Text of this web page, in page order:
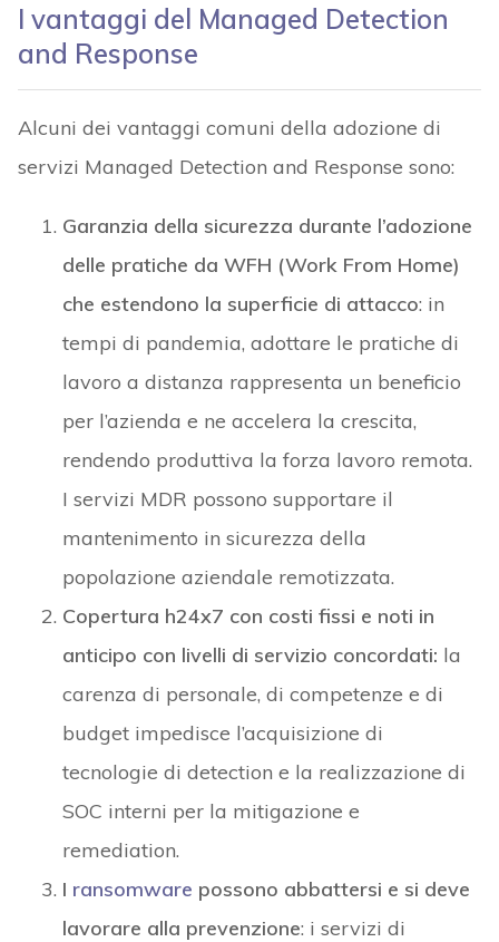
I vantaggi del Managed Detection
and Response
Alcuni dei vantaggi comuni della adozione di
servizi Managed Detection and Response sono:
Garanzia della sicurezza durante l’adozione
delle pratiche da WFH (Work From Home)
che estendono la superficie di attacco: in
tempi di pandemia, adottare le pratiche di
lavoro a distanza rappresenta un beneficio
per l’azienda e ne accelera la crescita,
rendendo produttiva la forza lavoro remota.
I servizi MDR possono supportare il
mantenimento in sicurezza della
popolazione aziendale remotizzata.
Copertura h24x7 con costi fissi e noti in
anticipo con livelli di servizio concordati: la
carenza di personale, di competenze e di
budget impedisce l’acquisizione di
tecnologie di detection e la realizzazione di
SOC interni per la mitigazione e
remediation.
I ransomware possono abbattersi e si deve
lavorare alla prevenzione: i servizi di